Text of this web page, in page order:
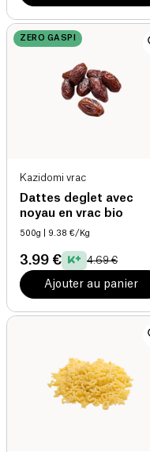
ZERO GASPI
Kazidomi vrac
Dattes deglet avec
noyau en vrac bio
500g | 9.38 €/Kg
3.99 € 4.69 €
Ajouter au panier